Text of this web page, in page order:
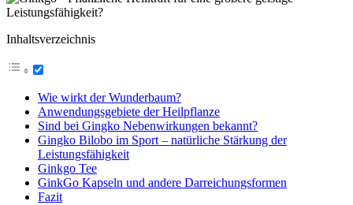
Inhaltsverzeichnis
Wie wirkt der Wunderbaum?
Anwendungsgebiete der Heilpflanze
Sind bei Gingko Nebenwirkungen bekannt?
Gingko Bilobo im Sport – natürliche Stärkung der
Leistungsfähigkeit
Ginkgo Tee
GinkGo Kapseln und andere Darreichungsformen
Fazit